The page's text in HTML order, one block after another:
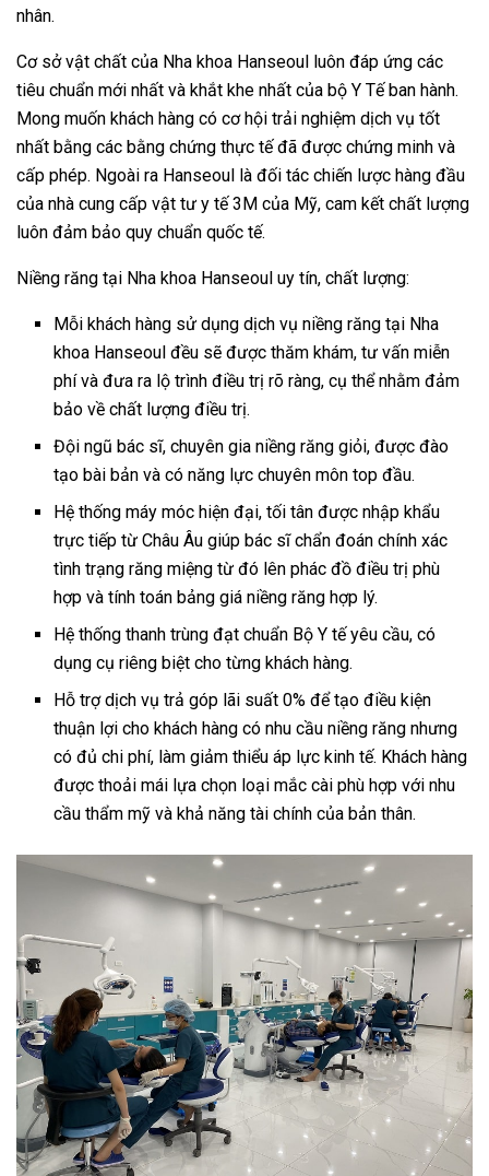
nhân.
Cơ sở vật chất của Nha khoa Hanseoul luôn đáp ứng các
tiêu chuẩn mới nhất và khắt khe nhất của bộ Y Tế ban hành.
Mong muốn khách hàng có cơ hội trải nghiệm dịch vụ tốt
nhất bằng các bằng chứng thực tế đã được chứng minh và
cấp phép. Ngoài ra Hanseoul là đối tác chiến lược hàng đầu
của nhà cung cấp vật tư y tế 3M của Mỹ, cam kết chất lượng
luôn đảm bảo quy chuẩn quốc tế.
Niềng răng tại Nha khoa Hanseoul uy tín, chất lượng:
Mỗi khách hàng sử dụng dịch vụ niềng răng tại Nha
khoa Hanseoul đều sẽ được thăm khám, tư vấn miễn
phí và đưa ra lộ trình điều trị rõ ràng, cụ thể nhằm đảm
bảo về chất lượng điều trị.
Đội ngũ bác sĩ, chuyên gia niềng răng giỏi, được đào
tạo bài bản và có năng lực chuyên môn top đầu.
Hệ thống máy móc hiện đại, tối tân được nhập khẩu
trực tiếp từ Châu Âu giúp bác sĩ chẩn đoán chính xác
tình trạng răng miệng từ đó lên phác đồ điều trị phù
hợp và tính toán bảng giá niềng răng hợp lý.
Hệ thống thanh trùng đạt chuẩn Bộ Y tế yêu cầu, có
dụng cụ riêng biệt cho từng khách hàng.
Hỗ trợ dịch vụ trả góp lãi suất 0% để tạo điều kiện
thuận lợi cho khách hàng có nhu cầu niềng răng nhưng
có đủ chi phí, làm giảm thiểu áp lực kinh tế. Khách hàng
được thoải mái lựa chọn loại mắc cài phù hợp với nhu
cầu thẩm mỹ và khả năng tài chính của bản thân.